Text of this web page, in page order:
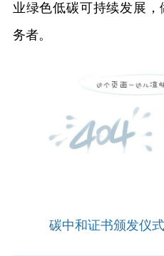
业绿色低碳可持续发展
务者。
碳中和证书颁发仪